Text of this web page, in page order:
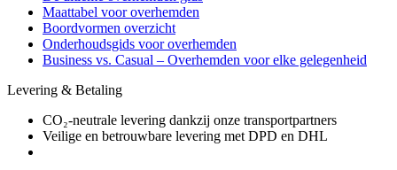
Maattabel voor overhemden
Boordvormen overzicht
Onderhoudsgids voor overhemden
Business vs. Casual – Overhemden voor elke gelegenheid
Levering & Betaling
CO₂-neutrale levering dankzij onze transportpartners
Veilige en betrouwbare levering met DPD en DHL